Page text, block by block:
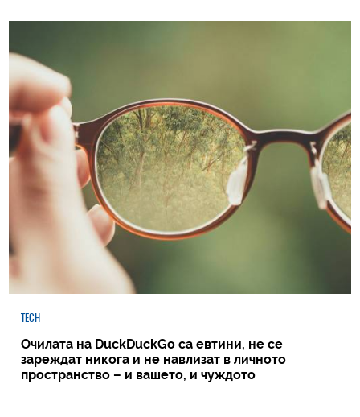
TECH
Очилата на DuckDuckGo са евтини, не се
зареждат никога и не навлизат в личното
пространство – и вашето, и чуждото